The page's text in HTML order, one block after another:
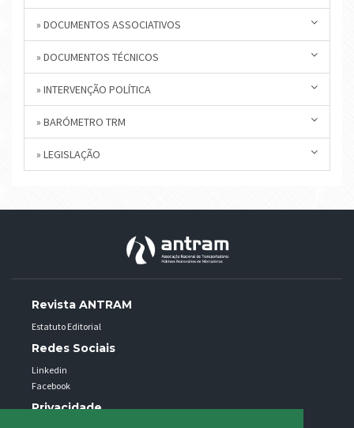
» DOCUMENTOS ASSOCIATIVOS
» DOCUMENTOS TÉCNICOS
» INTERVENÇÃO POLÍTICA
» BARÓMETRO TRM
» LEGISLAÇÃO
Revista ANTRAM
Estatuto Editorial
Redes Sociais
Linkedin
Facebook
Privacidade